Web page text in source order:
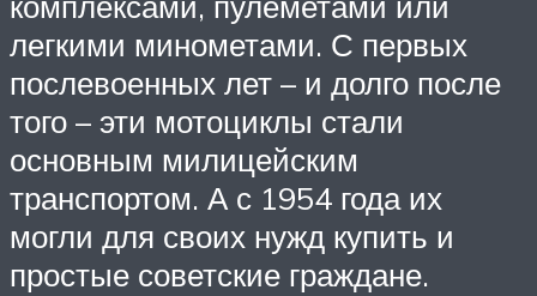
легкими минометами. С первых
послевоенных лет – и долго после
того – эти мотоциклы стали
основным милицейским
транспортом. А с 1954 года их
могли для своих нужд купить и
простые советские граждане.